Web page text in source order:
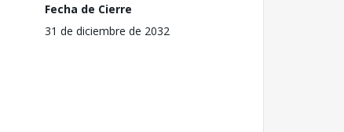
Fecha de Cierre
31 de diciembre de 2032